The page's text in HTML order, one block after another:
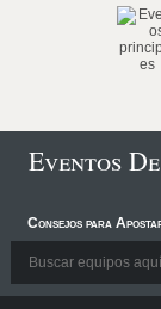
Eventos
Consejos para